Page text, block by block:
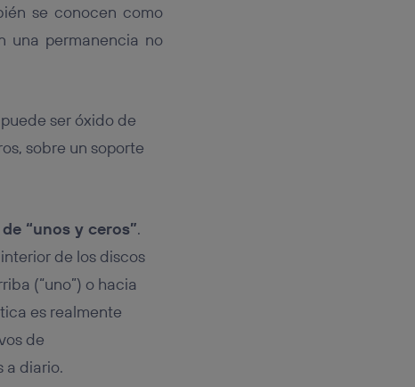
se conocen como
una permanencia no
ser óxido de
sobre un soporte
“unos y ceros”.
de los discos
(“uno”) o hacia
es realmente
de
a diario.